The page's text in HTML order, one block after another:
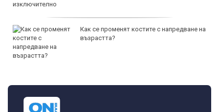
Как се променят костите с напредване на
възрастта?